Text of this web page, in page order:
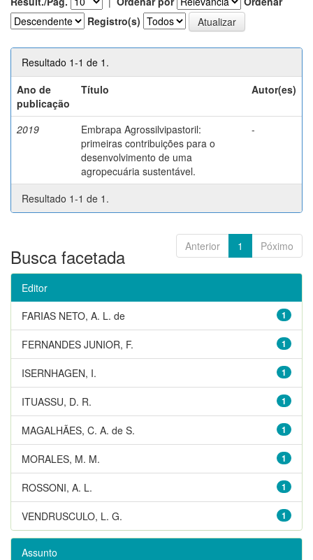
Registro(s)
Resultado 1-1 de 1.
Ano de
publicação
Título Autor(es)
2019
Embrapa Agrossilvipastoril:
primeiras contribuições para o
desenvolvimento de uma
agropecuária sustentável.
-
Resultado 1-1 de 1.
Anterior 1 Póximo
Busca facetada
Editor
1
FARIAS NETO, A. L. de
1
FERNANDES JUNIOR, F.
1
ISERNHAGEN, I.
1
ITUASSU, D. R.
1
MAGALHÃES, C. A. de S.
1
MORALES, M. M.
1
ROSSONI, A. L.
1
VENDRUSCULO, L. G.
Assunto